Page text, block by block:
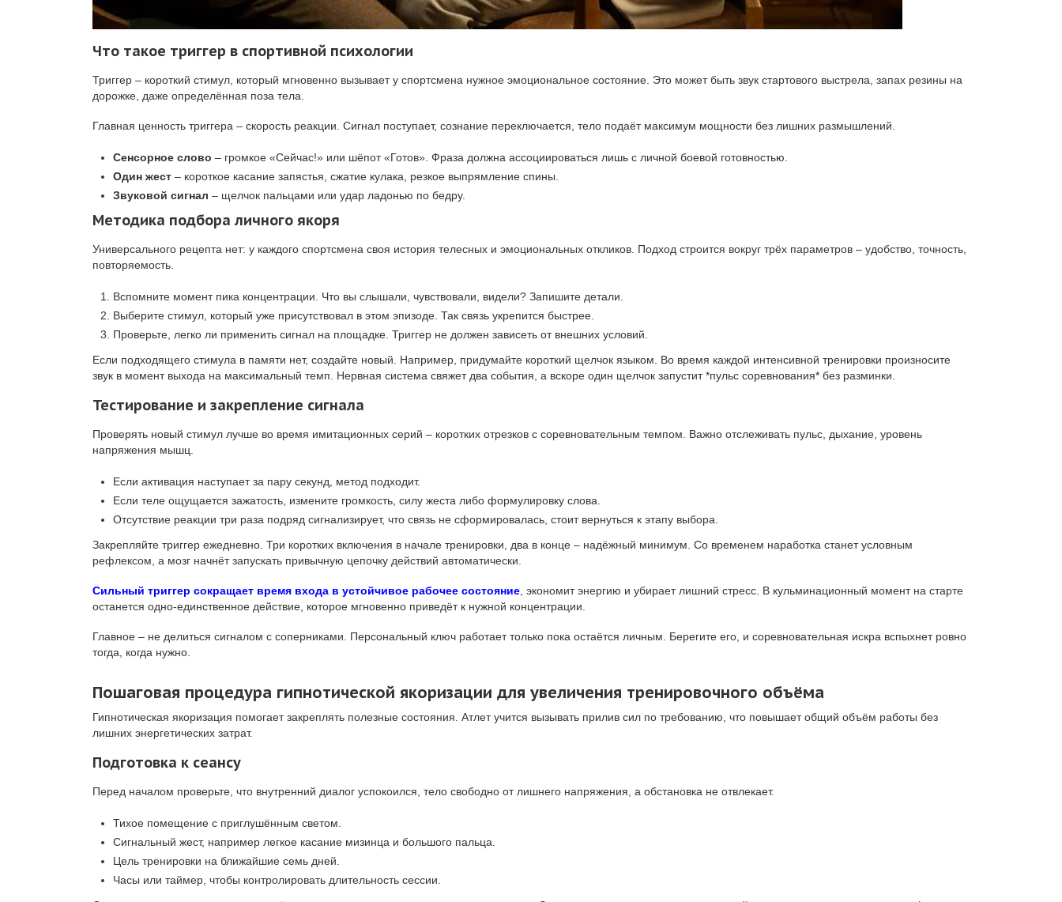
Что такое триггер в спортивной психологии
Триггер – короткий стимул, который мгновенно вызывает у спортсмена нужное эмоциональное состояние. Это может быть звук стартового выстрела, запах резины на
дорожке, даже определённая поза тела.
Главная ценность триггера – скорость реакции. Сигнал поступает, сознание переключается, тело подаёт максимум мощности без лишних размышлений.
Сенсорное слово – громкое «Сейчас!» или шёпот «Готов». Фраза должна ассоциироваться лишь с личной боевой готовностью.
Один жест – короткое касание запястья, сжатие кулака, резкое выпрямление спины.
Звуковой сигнал – щелчок пальцами или удар ладонью по бедру.
Методика подбора личного якоря
Универсального рецепта нет: у каждого спортсмена своя история телесных и эмоциональных откликов. Подход строится вокруг трёх параметров – удобство, точность,
повторяемость.
Вспомните момент пика концентрации. Что вы слышали, чувствовали, видели? Запишите детали.
Выберите стимул, который уже присутствовал в этом эпизоде. Так связь укрепится быстрее.
Проверьте, легко ли применить сигнал на площадке. Триггер не должен зависеть от внешних условий.
Если подходящего стимула в памяти нет, создайте новый. Например, придумайте короткий щелчок языком. Во время каждой интенсивной тренировки произносите
звук в момент выхода на максимальный темп. Нервная система свяжет два события, а вскоре один щелчок запустит *пульс соревнования* без разминки.
Тестирование и закрепление сигнала
Проверять новый стимул лучше во время имитационных серий – коротких отрезков с соревновательным темпом. Важно отслеживать пульс, дыхание, уровень
напряжения мышц.
Если активация наступает за пару секунд, метод подходит.
Если теле ощущается зажатость, измените громкость, силу жеста либо формулировку слова.
Отсутствие реакции три раза подряд сигнализирует, что связь не сформировалась, стоит вернуться к этапу выбора.
Закрепляйте триггер ежедневно. Три коротких включения в начале тренировки, два в конце – надёжный минимум. Со временем наработка станет условным
рефлексом, а мозг начнёт запускать привычную цепочку действий автоматически.
Сильный триггер сокращает время входа в устойчивое рабочее состояние , экономит энергию и убирает лишний стресс. В кульминационный момент на старте
останется одно-единственное действие, которое мгновенно приведёт к нужной концентрации.
Главное – не делиться сигналом с соперниками. Персональный ключ работает только пока остаётся личным. Берегите его, и соревновательная искра вспыхнет ровно
тогда, когда нужно.
Пошаговая процедура гипнотической якоризации для увеличения тренировочного объёма
Гипнотическая якоризация помогает закреплять полезные состояния. Атлет учится вызывать прилив сил по требованию, что повышает общий объём работы без
лишних энергетических затрат.
Подготовка к сеансу
Перед началом проверьте, что внутренний диалог успокоился, тело свободно от лишнего напряжения, а обстановка не отвлекает.
Тихое помещение с приглушённым светом.
Сигнальный жест, например легкое касание мизинца и большого пальца.
Цель тренировки на ближайшие семь дней.
Часы или таймер, чтобы контролировать длительность сессии.